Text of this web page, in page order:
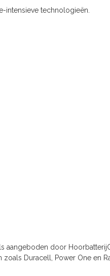
intensieve technologieën.
aangeboden door
Duracell, Power One en